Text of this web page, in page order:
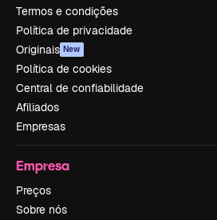
Termos e condições
Política de privacidade
Originais New
Política de cookies
Central de confiabilidade
Afiliados
Empresas
Empresa
Preços
Sobre nós